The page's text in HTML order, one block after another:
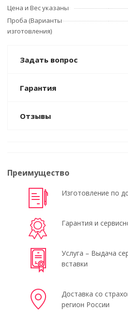
Цена и Вес указаны
Проба (Варианты
изготовления)
Задать вопрос
Гарантия
Отзывы
Преимущество
Изготовление по
Гарантия и
Услуга – Выдача
вставки
Доставка со
регион России